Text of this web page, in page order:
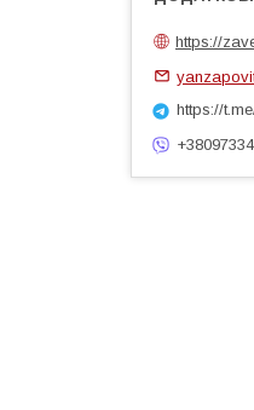
https://
https://